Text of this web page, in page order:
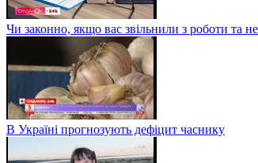
Чи законно, якщо вас звільнили з роботи та
В Україні прогнозують дефіцит часнику